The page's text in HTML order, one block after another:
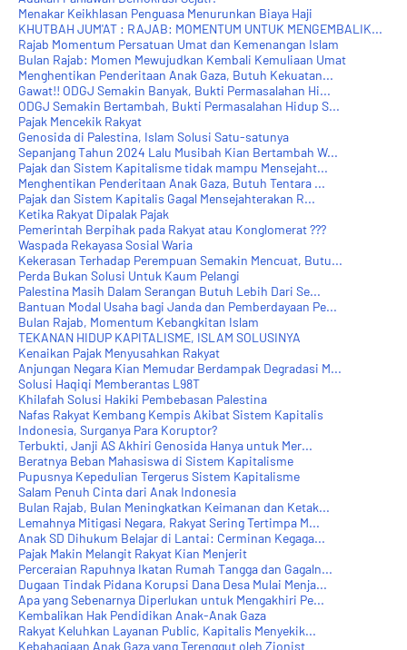
Menakar Keikhlasan Penguasa Menurunkan Biaya Haji
KHUTBAH JUM'AT : RAJAB: MOMENTUM UNTUK MENGEMBALIK...
Rajab Momentum Persatuan Umat dan Kemenangan Islam
Bulan Rajab: Momen Mewujudkan Kembali Kemuliaan Umat
Menghentikan Penderitaan Anak Gaza, Butuh Kekuatan...
Gawat!! ODGJ Semakin Banyak, Bukti Permasalahan Hi...
ODGJ Semakin Bertambah, Bukti Permasalahan Hidup S...
Pajak Mencekik Rakyat
Genosida di Palestina, Islam Solusi Satu-satunya
Sepanjang Tahun 2024 Lalu Musibah Kian Bertambah W...
Pajak dan Sistem Kapitalisme tidak mampu Mensejaht...
Menghentikan Penderitaan Anak Gaza, Butuh Tentara ...
Pajak dan Sistem Kapitalis Gagal Mensejahterakan R...
Ketika Rakyat Dipalak Pajak
Pemerintah Berpihak pada Rakyat atau Konglomerat ???
Waspada Rekayasa Sosial Waria
Kekerasan Terhadap Perempuan Semakin Mencuat, Butu...
Perda Bukan Solusi Untuk Kaum Pelangi
Palestina Masih Dalam Serangan Butuh Lebih Dari Se...
Bantuan Modal Usaha bagi Janda dan Pemberdayaan Pe...
Bulan Rajab, Momentum Kebangkitan Islam
TEKANAN HIDUP KAPITALISME, ISLAM SOLUSINYA
Kenaikan Pajak Menyusahkan Rakyat
Anjungan Negara Kian Memudar Berdampak Degradasi M...
Solusi Haqiqi Memberantas L98T
Khilafah Solusi Hakiki Pembebasan Palestina
Nafas Rakyat Kembang Kempis Akibat Sistem Kapitalis
Indonesia, Surganya Para Koruptor?
Terbukti, Janji AS Akhiri Genosida Hanya untuk Mer...
Beratnya Beban Mahasiswa di Sistem Kapitalisme
Pupusnya Kepedulian Tergerus Sistem Kapitalisme
Salam Penuh Cinta dari Anak Indonesia
Bulan Rajab, Bulan Meningkatkan Keimanan dan Ketak...
Lemahnya Mitigasi Negara, Rakyat Sering Tertimpa M...
Anak SD Dihukum Belajar di Lantai: Cerminan Kegaga...
Pajak Makin Melangit Rakyat Kian Menjerit
Perceraian Rapuhnya Ikatan Rumah Tangga dan Gagaln...
Dugaan Tindak Pidana Korupsi Dana Desa Mulai Menja...
Apa yang Sebenarnya Diperlukan untuk Mengakhiri Pe...
Kembalikan Hak Pendidikan Anak-Anak Gaza
Rakyat Keluhkan Layanan Public, Kapitalis Menyekik...
Kebahagiaan Anak Gaza yang Terenggut oleh Zionist